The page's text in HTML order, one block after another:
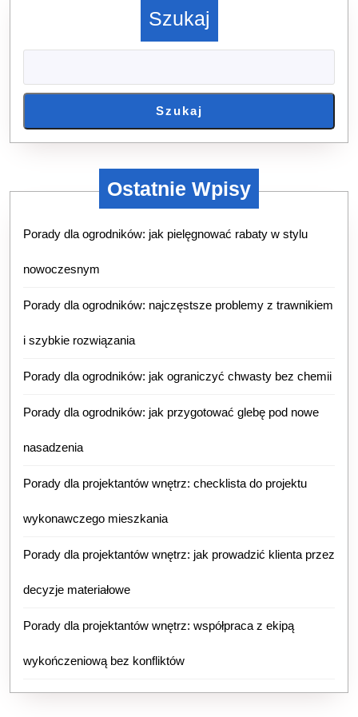
Szukaj
Szukaj
Ostatnie Wpisy
Porady dla ogrodników: jak pielęgnować rabaty w stylu
nowoczesnym
Porady dla ogrodników: najczęstsze problemy z trawnikiem
i szybkie rozwiązania
Porady dla ogrodników: jak ograniczyć chwasty bez chemii
Porady dla ogrodników: jak przygotować glebę pod nowe
nasadzenia
Porady dla projektantów wnętrz: checklista do projektu
wykonawczego mieszkania
Porady dla projektantów wnętrz: jak prowadzić klienta przez
decyzje materiałowe
Porady dla projektantów wnętrz: współpraca z ekipą
wykończeniową bez konfliktów